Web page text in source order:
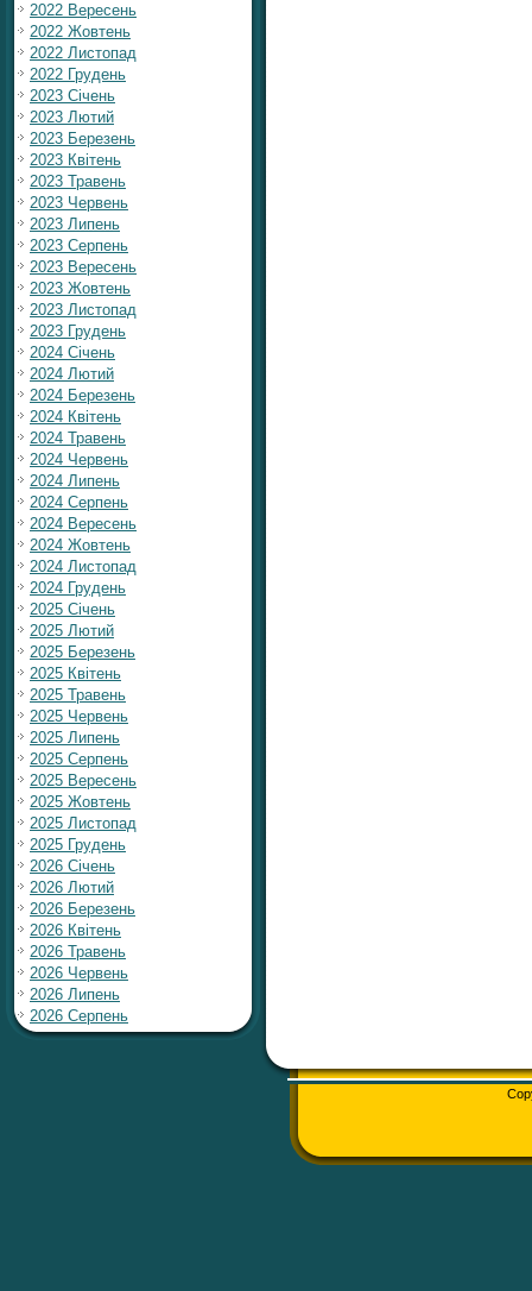
2022 Вересень
2022 Жовтень
2022 Листопад
2022 Грудень
2023 Січень
2023 Лютий
2023 Березень
2023 Квітень
2023 Травень
2023 Червень
2023 Липень
2023 Серпень
2023 Вересень
2023 Жовтень
2023 Листопад
2023 Грудень
2024 Січень
2024 Лютий
2024 Березень
2024 Квітень
2024 Травень
2024 Червень
2024 Липень
2024 Серпень
2024 Вересень
2024 Жовтень
2024 Листопад
2024 Грудень
2025 Січень
2025 Лютий
2025 Березень
2025 Квітень
2025 Травень
2025 Червень
2025 Липень
2025 Серпень
2025 Вересень
2025 Жовтень
2025 Листопад
2025 Грудень
2026 Січень
2026 Лютий
2026 Березень
2026 Квітень
2026 Травень
2026 Червень
2026 Липень
2026 Серпень